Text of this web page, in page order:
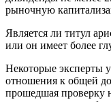
рыночную
Является ли титул
или он имеет более
Некоторые эксперты
отношения к общей
прошедшая проверку